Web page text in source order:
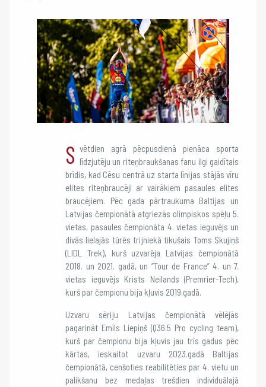
S vētdien agrā pēcpusdienā pienāca sporta
līdzjutēju un riteņbraukšanas fanu ilgi gaidītais
brīdis, kad Cēsu centrā uz starta līnijas stājās vīru
elites riteņbraucēji ar vairākiem pasaules elites
braucējiem. Pēc gada pārtraukuma Baltijas un
Latvijas čempionātā atgriezās olimpiskos spēļu 5.
vietas, pasaules čempionāta 4. vietas ieguvējs un
divās lielajās tūrēs trijniekā tikušais Toms Skujiņš
(LIDL Trek), kurš uzvarēja Latvijas čempionātā
2018. un 2021. gadā, un “Tour de France” 4. un 7.
vietas ieguvējs Krists Neilands (Premrier-Tech),
kurš par čempionu bija kļuvis 2019.gadā.
Uzvaru sēriju Latvijas čempionātā vēlējās
pagarināt Emīls Liepiņš (Q36.5 Pro cycling team),
kurš par čempionu bija kļuvis jau trīs gadus pēc
kārtas, ieskaitot uzvaru 2023.gadā Baltijas
čempionātā, cenšoties reabilitēties par 4. vietu un
palikšanu bez medaļas trešdien individuālajā